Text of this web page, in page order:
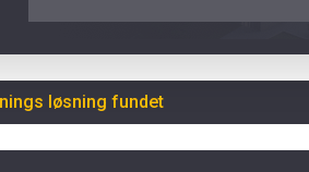
løsning fundet